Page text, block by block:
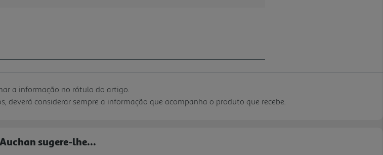
a informação no rótulo do artigo.
deverá considerar sempre a informação que acompanha o produto que recebe.
sugere-lhe...